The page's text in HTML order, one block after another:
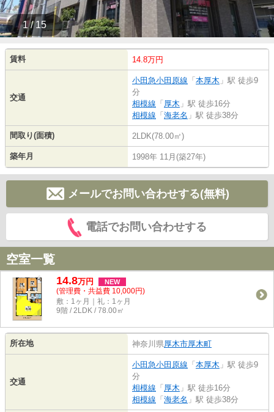
1 / 15
賃料 14.8万円
交通
小田急小田原線 「 本厚木 」駅 徒歩9
分
相模線 「 厚木 」駅 徒歩16分
相模線 「 海老名 」駅 徒歩38分
間取り(面積) 2LDK(78.00㎡)
築年月 1998年 11月(築27年)
メールでお問い合わせする(無料)
電話でお問い合わせする
空室一覧
14.8万円 NEW
(管理費・共益費 10,000円)
敷：1ヶ月｜礼：1ヶ月
9階 / 2LDK / 78.00㎡
所在地 神奈川県厚木市厚木町
交通
小田急小田原線 「 本厚木 」駅 徒歩9
分
相模線 「 厚木 」駅 徒歩16分
相模線 「 海老名 」駅 徒歩38分